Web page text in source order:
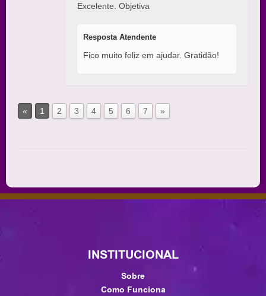
Excelente. Objetiva
Resposta Atendente
Fico muito feliz em ajudar. Gratidão!
« 1 2 3 4 5 6 7 »
INSTITUCIONAL
Sobre
Como Funciona